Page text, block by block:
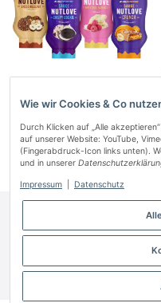
Allnutrition Nutlove Sauce 280g
Preise nach Anmeldung sichtbar
Wie wir Cookies & Co
Durch Klicken auf „Alle
auf unserer Website: YouTube,
(Fingerabdruck-Icon links unten).
und in unserer
Impressum Datenschutz